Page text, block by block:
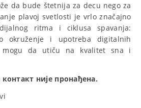
da bude štetnija za decu nego za
plavoj svetlosti je vrlo značajno
ritma i ciklusa spavanja:
okruženje i upotreba digitalnih
mogu da utiču na kvalitet sna i
није пронађена.